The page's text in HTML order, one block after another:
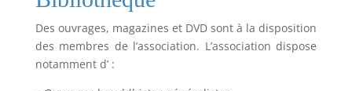
Des ouvrages, magazines et DVD sont à la disposition
des membres de l’association. L’association dispose
notamment d’ :